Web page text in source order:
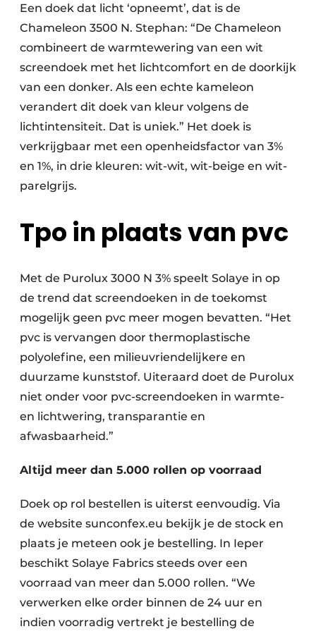
Een doek dat licht ‘opneemt’, dat is de
Chameleon 3500 N. Stephan: “De Chameleon
combineert de warmtewering van een wit
screendoek met het lichtcomfort en de doorkijk
van een donker. Als een echte kameleon
verandert dit doek van kleur volgens de
lichtintensiteit. Dat is uniek.” Het doek is
verkrijgbaar met een openheidsfactor van 3%
en 1%, in drie kleuren: wit-wit, wit-beige en wit-
parelgrijs.
Tpo in plaats van pvc
Met de Purolux 3000 N 3% speelt Solaye in op
de trend dat screendoeken in de toekomst
mogelijk geen pvc meer mogen bevatten. “Het
pvc is vervangen door thermoplastische
polyolefine, een milieuvriendelijkere en
duurzame kunststof. Uiteraard doet de Purolux
niet onder voor pvc-screendoeken in warmte-
en lichtwering, transparantie en
afwasbaarheid.”
Altijd meer dan 5.000 rollen op voorraad
Doek op rol bestellen is uiterst eenvoudig. Via
de website sunconfex.eu bekijk je de stock en
plaats je meteen ook je bestelling. In Ieper
beschikt Solaye Fabrics steeds over een
voorraad van meer dan 5.000 rollen. “We
verwerken elke order binnen de 24 uur en
indien voorradig vertrekt je bestelling de